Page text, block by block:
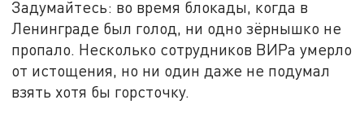
Задумайтесь: во время блокады, когда в
Ленинграде был голод, ни одно зёрнышко не
пропало. Несколько сотрудников ВИРа умерло
от истощения, но ни один даже не подумал
взять хотя бы горсточку.